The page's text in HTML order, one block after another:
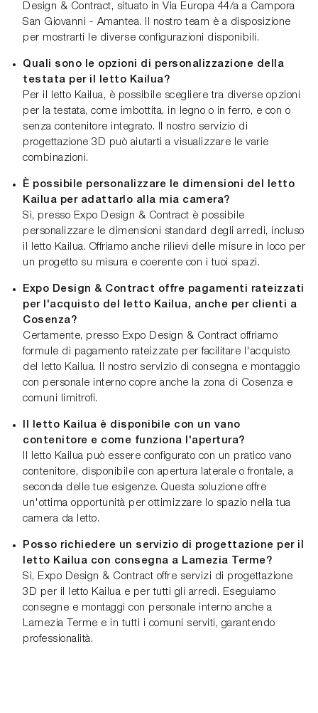
Design & Contract, situato in Via Europa 44/a a Campora
San Giovanni - Amantea. Il nostro team è a disposizione
per mostrarti le diverse configurazioni disponibili.
Quali sono le opzioni di personalizzazione della
testata per il letto Kailua?
Per il letto Kailua, è possibile scegliere tra diverse opzioni
per la testata, come imbottita, in legno o in ferro, e con o
senza contenitore integrato. Il nostro servizio di
progettazione 3D può aiutarti a visualizzare le varie
combinazioni.
È possibile personalizzare le dimensioni del letto
Kailua per adattarlo alla mia camera?
Sì, presso Expo Design & Contract è possibile
personalizzare le dimensioni standard degli arredi, incluso
il letto Kailua. Offriamo anche rilievi delle misure in loco per
un progetto su misura e coerente con i tuoi spazi.
Expo Design & Contract offre pagamenti rateizzati
per l'acquisto del letto Kailua, anche per clienti a
Cosenza?
Certamente, presso Expo Design & Contract offriamo
formule di pagamento rateizzate per facilitare l'acquisto
del letto Kailua. Il nostro servizio di consegna e montaggio
con personale interno copre anche la zona di Cosenza e
comuni limitrofi.
Il letto Kailua è disponibile con un vano
contenitore e come funziona l'apertura?
Il letto Kailua può essere configurato con un pratico vano
contenitore, disponibile con apertura laterale o frontale, a
seconda delle tue esigenze. Questa soluzione offre
un'ottima opportunità per ottimizzare lo spazio nella tua
camera da letto.
Posso richiedere un servizio di progettazione per il
letto Kailua con consegna a Lamezia Terme?
Sì, Expo Design & Contract offre servizi di progettazione
3D per il letto Kailua e per tutti gli arredi. Eseguiamo
consegne e montaggi con personale interno anche a
Lamezia Terme e in tutti i comuni serviti, garantendo
professionalità.